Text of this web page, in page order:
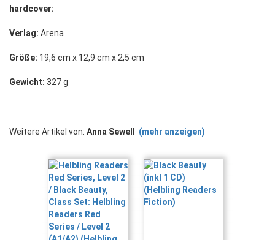
hardcover:
Verlag: Arena
Größe: 19,6 cm x 12,9 cm x 2,5 cm
Gewicht: 327 g
Weitere Artikel von: Anna Sewell (mehr anzeigen)